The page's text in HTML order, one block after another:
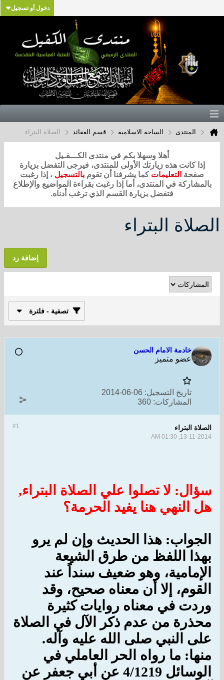
دخول أو تسجيل
المنتدى الساحة الاسلامية قسم العقائد الصلاة البتراء
أهلا وسهلا بكم في منتدى الكـــفـيل
إذا كانت هذه زيارتك الأولى للمنتدى، فيرجى التفضل بزيارة
صفحة التعليمات كما يشرفنا أن تقوم بالتسجيل ، إذا رغبت
بالمشاركة في المنتدى، أما إذا رغبت بقراءة المواضيع والإطلاع
فتفضل بزيارة القسم الذي ترغب أدناه.
الصلاة البتراء
إضافة رد
تصفية - فلترة
خادمة الامام الحسن
عضو متميز
تاريخ التسجيل: 06-06-2014
المشاركات: 360
#1 الصلاة البتراء
13-11-2014, 01:30 AM
سؤال: لا تصلوا علي الصلاة البتراء,
هل النهي هنا يفيد الحرمة؟
الجواب: هذا الحديث وإن لم يرو
بهذا اللفظ من طرق الشيعة
الإمامية، وهو ضعيف سنداً عند
القوم، إلا أن معناه صحيح، وقد
وردت في معناه روايات كثيرة
محذرة من عدم ذكر الآل في الصلاة
على النبي صلى الله عليه وآله.
منها: ما رواه الحر العاملي في
الوسائل 4/1219 عن أبي جعفر عن